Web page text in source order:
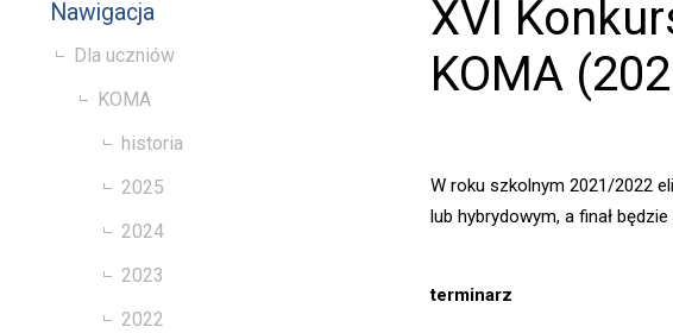
Nawigacja
Dla uczniów
KOMA
historia
2025
2024
2023
2022
XVI
KOMA
W roku szkolnym 2021/2022
lub hybrydowym, a finał będzie
terminarz